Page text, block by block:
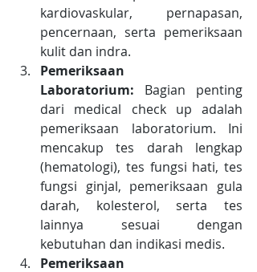
kardiovaskular, pernapasan,
pencernaan, serta pemeriksaan
kulit dan indra.
Pemeriksaan
Laboratorium: Bagian penting
dari medical check up adalah
pemeriksaan laboratorium. Ini
mencakup tes darah lengkap
(hematologi), tes fungsi hati, tes
fungsi ginjal, pemeriksaan gula
darah, kolesterol, serta tes
lainnya sesuai dengan
kebutuhan dan indikasi medis.
Pemeriksaan